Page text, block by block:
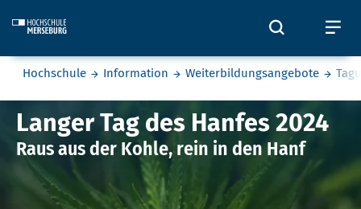
Öffnet
Sie befinden sich hier:
Hochschule Information Weiterbildungsangebote
Langer Tag des Hanfes
Langer Tag des Hanfes 2024
Raus aus der Kohle, rein in den Hanf